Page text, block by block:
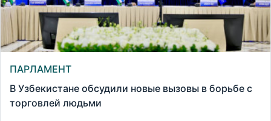
ПАРЛАМЕНТ
В Узбекистане обсудили новые вызовы в борьбе с
торговлей людьми